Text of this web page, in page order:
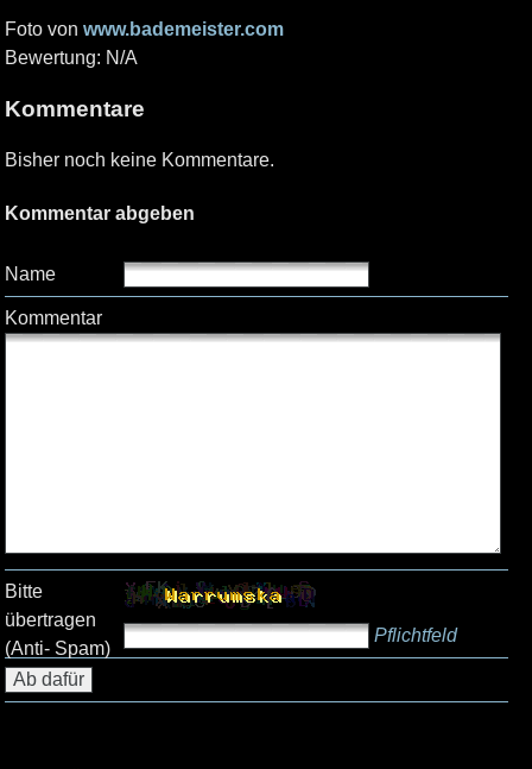
Foto von www.bademeister.com
Bewertung: N/A
Kommentare
Bisher noch keine Kommentare.
Kommentar abgeben
Name
Kommentar
Bitte
übertragen
(Anti- Spam)
Pflichtfeld